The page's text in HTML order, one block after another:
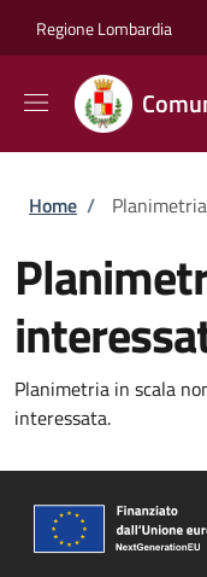
Regione Lombardia
Briciole di
Home /
Planimetria in scala
interessata.